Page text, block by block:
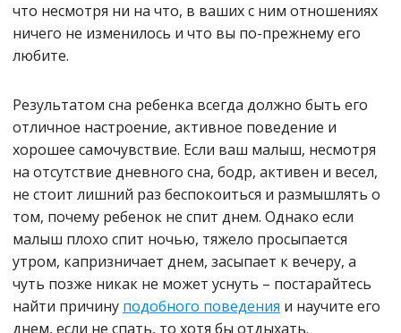
что несмотря ни на что, в ваших с ним отношениях
ничего не изменилось и что вы по-прежнему его
любите.
Результатом сна ребенка всегда должно быть его
отличное настроение, активное поведение и
хорошее самочувствие. Если ваш малыш, несмотря
на отсутствие дневного сна, бодр, активен и весел,
не стоит лишний раз беспокоиться и размышлять о
том, почему ребенок не спит днем. Однако если
малыш плохо спит ночью, тяжело просыпается
утром, капризничает днем, засыпает к вечеру, а
чуть позже никак не может уснуть – постарайтесь
найти причину подобного поведения и научите его
днем, если не спать, то хотя бы отдыхать.